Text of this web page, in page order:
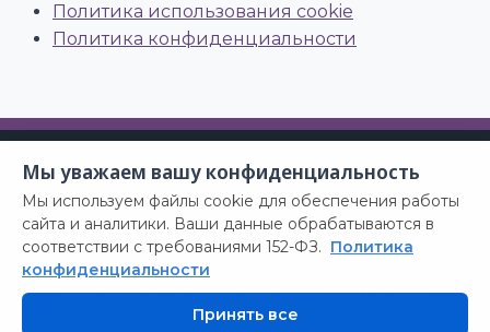
Политика использования cookie
Политика конфиденциальности
* Материалы данного сайта носят исключительно
информационный характер и не являются публичной
офертой (ст. 437 Гражданского кодекса Российской
Федерации).
Для получения актуальных условий оказания услуг
обращайтесь по контактам, указанным на сайте.
Мы уважаем вашу конфиденциальность
Мы используем файлы cookie для обеспечения работы
сайта и аналитики. Ваши данные обрабатываются в
соответствии с требованиями 152-ФЗ. Политика
конфиденциальности
Принять все